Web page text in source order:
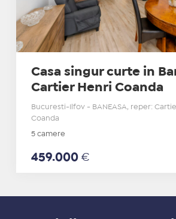
Casa singur curte in
Cartier Henri Coanda
Bucuresti-Ilfov - BANEASA, reper:
Coanda
5 camere
459.000 €